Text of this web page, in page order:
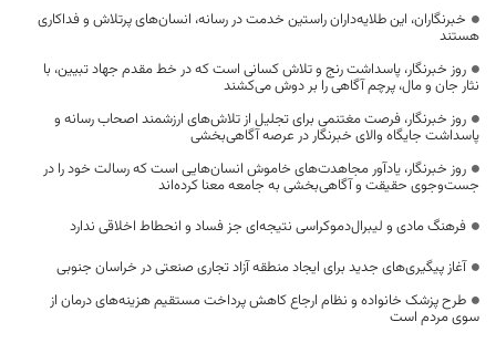
خبرنگاران، این طلایه‌داران راستین خدمت در رسانه، انسان‌های پرتلاش و فداکاری
هستند
روز خبرنگار، پاسداشت رنج و تلاش کسانی است که در خط مقدم جهاد تبیین، با
نثار جان و مال، پرچم آگاهی را بر دوش می‌کشند
روز خبرنگار، فرصت مغتنمی برای تجلیل از تلاش‌های ارزشمند اصحاب رسانه و
پاسداشت جایگاه والای خبرنگار در عرصه آگاهی‌بخشی
روز خبرنگار، یادآور مجاهدت‌های خاموش انسان‌هایی است که رسالت خود را در
جست‌وجوی حقیقت و آگاهی‌بخشی به جامعه معنا کرده‌اند
فرهنگ مادی و لیبرال‌دموکراسی نتیجه‌ای جز فساد و انحطاط اخلاقی ندارد
آغاز پیگیری‌های جدید برای ایجاد منطقه آزاد تجاری صنعتی در خراسان جنوبی
طرح پزشک خانواده و نظام ارجاع کاهش پرداخت مستقیم هزینه‌های درمان از
سوی مردم است